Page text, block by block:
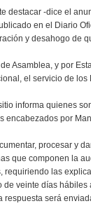
destacar -dice el
en el Diario
y desahogo de
Asamblea, y por
el servicio de los
informa quienes
encabezados por
procesar y
que componen la
requiriendo las
de veinte días
respuesta será